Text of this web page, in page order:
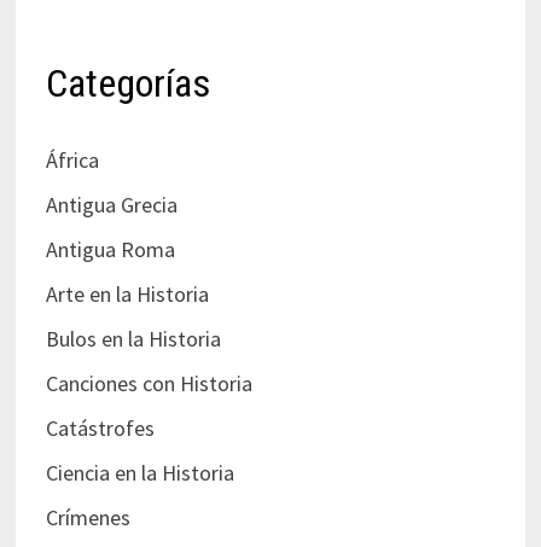
Categorías
África
Antigua Grecia
Antigua Roma
Arte en la Historia
Bulos en la Historia
Canciones con Historia
Catástrofes
Ciencia en la Historia
Crímenes